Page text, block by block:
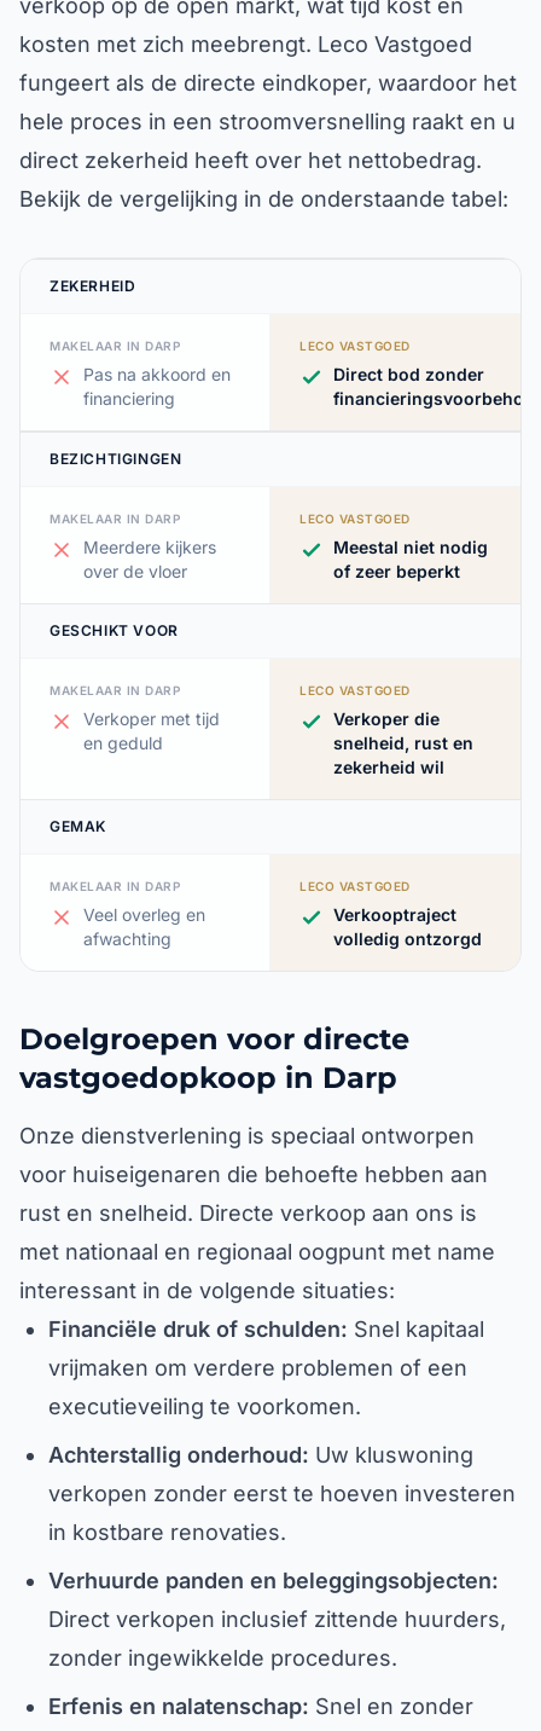
verkoop op de open markt, wat tijd kost en
kosten met zich meebrengt. Leco Vastgoed
fungeert als de directe eindkoper, waardoor het
hele proces in een stroomversnelling raakt en u
direct zekerheid heeft over het nettobedrag.
Bekijk de vergelijking in de onderstaande tabel:
ZEKERHEID
MAKELAAR IN DARP
Pas na akkoord en
financiering
LECO VASTGOED
Direct bod zonder
BEZICHTIGINGEN
MAKELAAR IN DARP
Meerdere kijkers
over de vloer
LECO VASTGOED
Meestal niet nodig
of zeer beperkt
GESCHIKT VOOR
MAKELAAR IN DARP
Verkoper met tijd
en geduld
LECO VASTGOED
Verkoper die
snelheid, rust en
zekerheid wil
GEMAK
MAKELAAR IN DARP
Veel overleg en
afwachting
LECO VASTGOED
Verkooptraject
volledig ontzorgd
Doelgroepen voor directe
vastgoedopkoop in Darp
Onze dienstverlening is speciaal ontworpen
voor huiseigenaren die behoefte hebben aan
rust en snelheid. Directe verkoop aan ons is
met nationaal en regionaal oogpunt met name
interessant in de volgende situaties:
Financiële druk of schulden: Snel kapitaal
vrijmaken om verdere problemen of een
executieveiling te voorkomen.
Achterstallig onderhoud: Uw kluswoning
verkopen zonder eerst te hoeven investeren
in kostbare renovaties.
Verhuurde panden en beleggingsobjecten:
Direct verkopen inclusief zittende huurders,
zonder ingewikkelde procedures.
Erfenis en nalatenschap: Snel en zonder